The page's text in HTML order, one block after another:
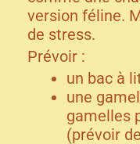
version féline.
de stress.
Prévoir :
un bac à
une
gamelles
(prévoir